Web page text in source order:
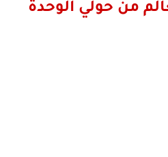
من حولي الوحدة